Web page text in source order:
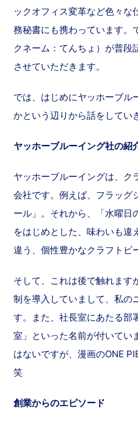
ックオフィス変革など色々な
務秘書にも携わっています。
クネーム：てんちょ）が普段
させていただきます。
では、はじめにヤッホーブル
かという辺りから話をしてい
ヤッホーブルーイング社の紹
ヤッホーブルーイングは、ク
会社です。例えば、フラッグ
ール」。それから、「水曜日
をはじめとした、味わいも違
違う、個性豊かなクラフトビ
そして、これは後で触れます
制を導入していまして、私の
す。また、社長室にあたる
室」といった名前が付いてい
はないですが、漫画のONE
笑
創業からのエピソード